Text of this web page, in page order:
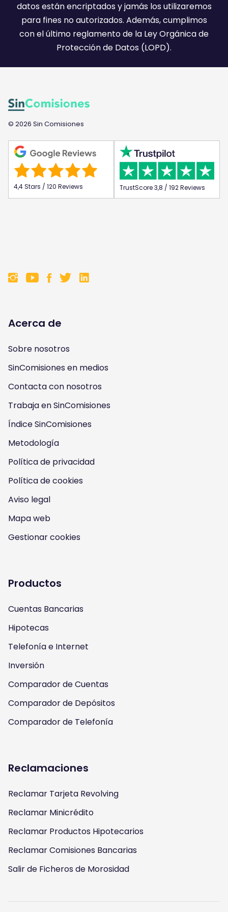
datos están encriptados y jamás los utilizaremos
para fines no autorizados. Además, cumplimos
con el último reglamento de la Ley Orgánica de
Protección de Datos (LOPD).
© 2026 Sin Comisiones
4,4 Stars / 120 Reviews TrustScore 3,8 / 192 Reviews
F
l
l
o
w
u
s
o
n
n
s
a
a
m
F
l
o
w
u
s
o
n
o
u
u
F
l
o
w
u
s
o
n
a
c
b
k
F
l
o
w
u
s
n
i
t
Acerca de
Sobre nosotros
SinComisiones en medios
Contacta con nosotros
Trabaja en SinComisiones
Índice SinComisiones
Metodología
Política de privacidad
Política de cookies
Aviso legal
Mapa web
Gestionar cookies
Productos
Cuentas Bancarias
Hipotecas
Telefonía e Internet
Inversión
Comparador de Cuentas
Comparador de Depósitos
Comparador de Telefonía
Reclamaciones
Reclamar Tarjeta Revolving
Reclamar Minicrédito
Reclamar Productos Hipotecarios
Reclamar Comisiones Bancarias
Salir de Ficheros de Morosidad